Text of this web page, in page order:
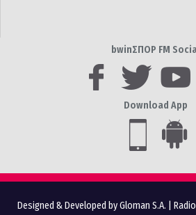
bwinΣΠΟΡ FM
Download App
Designed & Developed by Gloman S.A.